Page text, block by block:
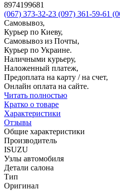
8974199681
(067) 373-32-23 (097) 361-59-61
Самовывоз,
Курьер по Киеву,
Самовывоз из Почты,
Курьер по Украине.
Наличными курьеру,
Наложенный платеж,
Предоплата на карту / на счет,
Онлайн оплата на сайте.
Читать полностью
Кратко о товаре
Характеристики
Отзывы
Общие характеристики
Производитель
ISUZU
Узлы автомобиля
Детали салона
Тип
Оригинал